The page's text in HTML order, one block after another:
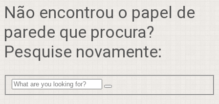
Não encontrou o papel de
parede que procura?
Pesquise novamente: